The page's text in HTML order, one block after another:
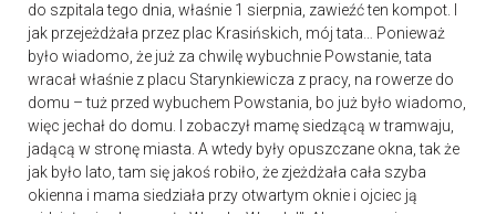
do szpitala tego dnia, właśnie 1 sierpnia, zawieźć ten kompot. I
jak przejeżdżała przez plac Krasińskich, mój tata… Ponieważ
było wiadomo, że już za chwilę wybuchnie Powstanie, tata
wracał właśnie z placu Starynkiewicza z pracy, na rowerze do
domu – tuż przed wybuchem Powstania, bo już było wiadomo,
więc jechał do domu. I zobaczył mamę siedzącą w tramwaju,
jadącą w stronę miasta. A wtedy były opuszczane okna, tak że
jak było lato, tam się jakoś robiło, że zjeżdżała cała szyba
okienna i mama siedziała przy otwartym oknie i ojciec ją